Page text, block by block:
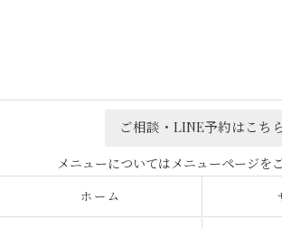
ご相談・LINE予約はこち
ホーム